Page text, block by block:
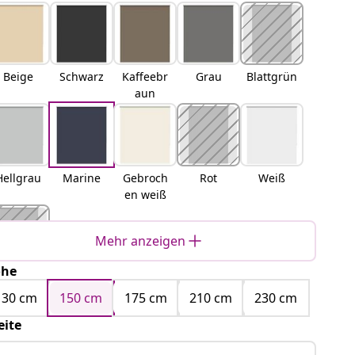
Beige Schwarz
Kaffeebr
aun
Grau Blattgrün
Marine
Gebroch
en weiß
Rot Weiß
Gelb
Mehr anzeigen
cm
150 cm 175 cm 210 cm
230 cm